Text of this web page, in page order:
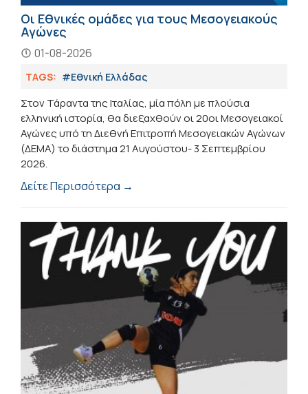
Οι Εθνικές ομάδες για τους Μεσογειακούς
Αγώνες
01-08-2026
TAGS: #Εθνική Ελλάδας
Στον Τάραντα της Ιταλίας, μία πόλη με πλούσια
ελληνική ιστορία, θα διεξαχθούν οι 20οι Μεσογειακοί
Αγώνες υπό τη Διεθνή Επιτροπή Μεσογειακών Αγώνων
(ΔΕΜΑ) το διάστημα 21 Αυγούστου- 3 Σεπτεμβρίου
2026.
Δείτε Περισσότερα →